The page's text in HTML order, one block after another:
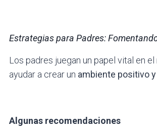
Estrategias para Padres:
Los padres juegan un papel vital en
ayudar a crear un ambiente positivo
Algunas recomendaciones